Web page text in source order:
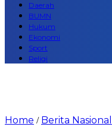
Daerah
BUMN
Hukum
Ekonomi
Sport
Religi
Home / Berita Nasional